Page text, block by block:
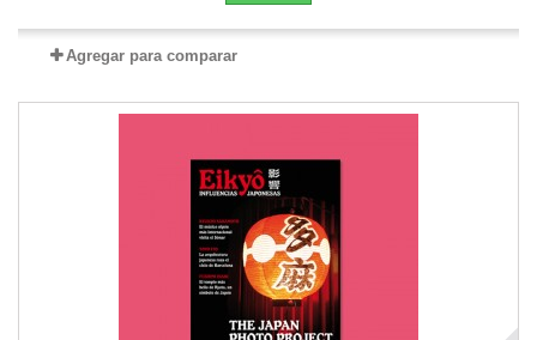
Agregar para comparar